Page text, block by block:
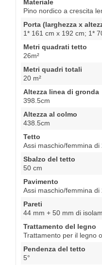
Materiale
Pino nordico a crescita
Porta (larghezza x
1* 161 cm x 192 cm; 1*
Metri quadrati tetto
26m²
Metri quadri totali
20 m²
Altezza linea di gronda
398.5cm
Altezza al colmo
438.5cm
Tetto
Assi maschio/femmina
Sbalzo del tetto
50 cm
Pavimento
Assi maschio/femmina
Pareti
44 mm + 50 mm di
Trattamento del legno
Trattamento per il legno
Pendenza del tetto
5°